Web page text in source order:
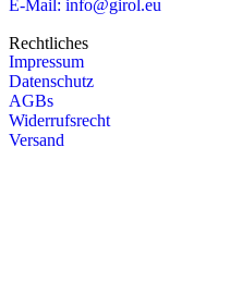
E-Mail: info@girol.eu
Rechtliches
Impressum
Datenschutz
AGBs
Widerrufsrecht
Versand